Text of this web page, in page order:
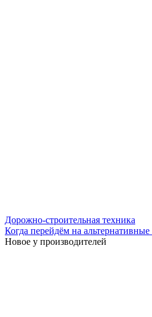
Дорожно-строительная техника
Когда перейдём на
Новое у производителей